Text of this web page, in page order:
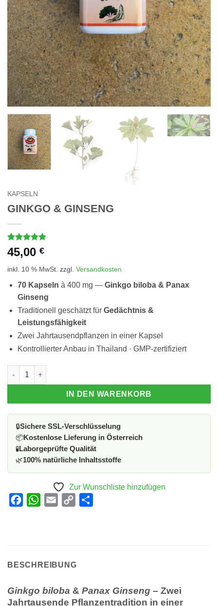
KAPSELN
GINKGO & GINSENG
Bewertet
mit5von
auf
3
45,00 €
inkl. 10 % MwSt. zzgl. Versandkosten
70 Kapseln à 400 mg — Ginkgo biloba & Panax
Ginseng
Traditionell geschätzt für Gedächtnis &
Leistungsfähigkeit
Zwei Jahrtausendpflanzen in einer Kapsel
Kontrollierter Anbau in Thailand · GMP-zertifiziert
GINKGO & GINSENG Menge
IN DEN WARENKORB
🔒Sichere SSL-Verschlüsselung
📦Kostenlose Lieferung in Österreich
🧪Laborgeprüfte Qualität
🌿100% natürliche Inhaltsstoffe
Zur Wunschliste hinzufügen
FacebookWhatsApp
Email
Copy
BESCHREIBUNG
Ginkgo biloba & Panax Ginseng – Zwei
Jahrtausende Pflanzentradition in einer